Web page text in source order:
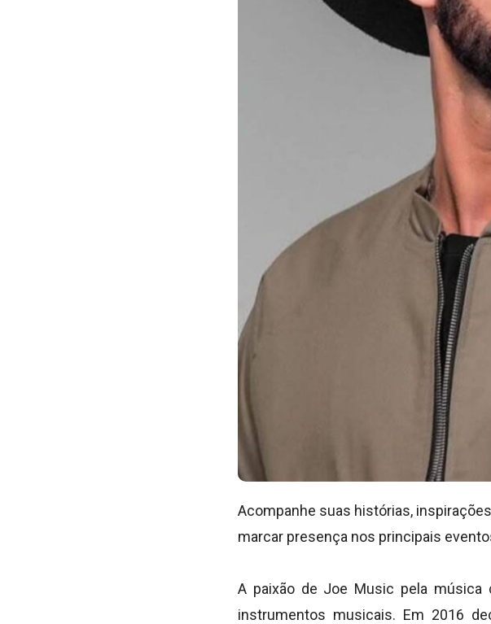
Acompanhe suas histórias,
marcar presença nos principais
A paixão de Joe Music pela música
instrumentos musicais. Em 2016